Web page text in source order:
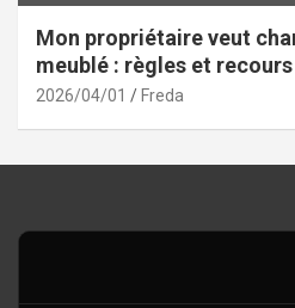
Mon propriétaire veut
meublé : règles et recours
2026/04/01 Freda